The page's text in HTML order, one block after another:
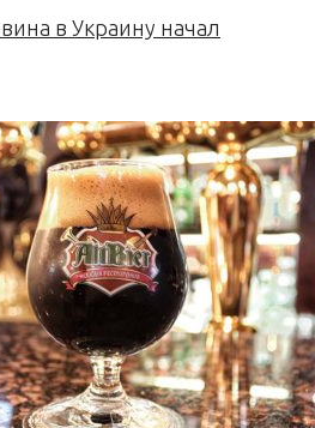
в Украину начал